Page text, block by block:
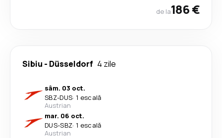
de la186 €
Sibiu - Düsseldorf 4 zile
sâm. 03 oct.
SBZ-DUS· 1 escală
Austrian
mar. 06 oct.
DUS-SBZ· 1 escală
Austrian